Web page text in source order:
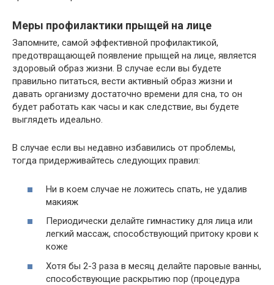
Меры профилактики прыщей на лице
Запомните, самой эффективной профилактикой,
предотвращающей появление прыщей на лице, является
здоровый образ жизни. В случае если вы будете
правильно питаться, вести активный образ жизни и
давать организму достаточно времени для сна, то он
будет работать как часы и как следствие, вы будете
выглядеть идеально.
В случае если вы недавно избавились от проблемы,
тогда придерживайтесь следующих правил:
Ни в коем случае не ложитесь спать, не удалив
макияж
Периодически делайте гимнастику для лица или
легкий массаж, способствующий притоку крови к
коже
Хотя бы 2-3 раза в месяц делайте паровые ванны,
способствующие раскрытию пор (процедура